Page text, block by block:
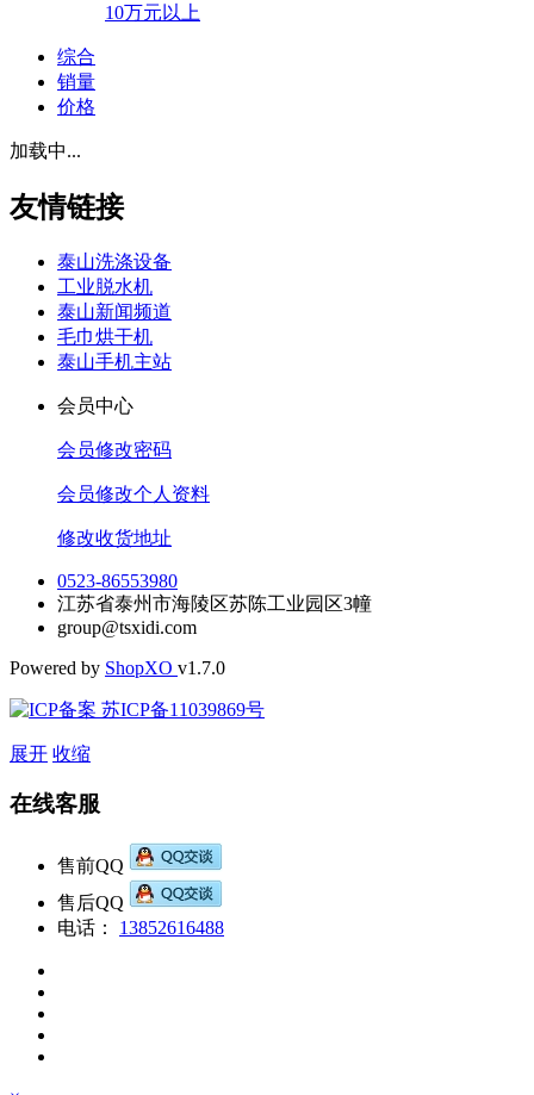
10万元以上
综合
销量
价格
加载中...
友情链接
泰山洗涤设备
工业脱水机
泰山新闻频道
毛巾烘干机
泰山手机主站
会员中心
会员修改密码
会员修改个人资料
修改收货地址
0523-86553980
江苏省泰州市海陵区苏陈工业园区3幢
group@tsxidi.com
Powered by ShopXO v1.7.0
苏ICP备11039869号
展开 收缩
在线客服
售前QQ
售后QQ
电话：
13852616488